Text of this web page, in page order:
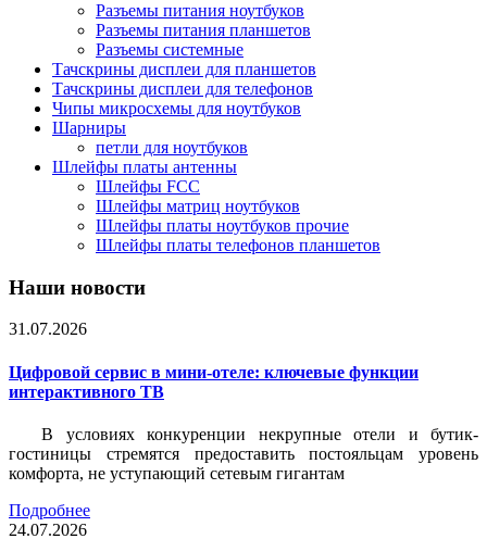
Разъемы питания ноутбуков
Разъемы питания планшетов
Разъемы системные
Тачскрины дисплеи для планшетов
Тачскрины дисплеи для телефонов
Чипы микросхемы для ноутбуков
Шарниры
петли для ноутбуков
Шлейфы платы антенны
Шлейфы FCC
Шлейфы матриц ноутбуков
Шлейфы платы ноутбуков прочие
Шлейфы платы телефонов планшетов
Наши новости
31.07.2026
Цифровой сервис в мини-отеле: ключевые функции
интерактивного ТВ
В условиях конкуренции некрупные отели и бутик-
гостиницы стремятся предоставить постояльцам уровень
комфорта, не уступающий сетевым гигантам
Подробнее
24.07.2026